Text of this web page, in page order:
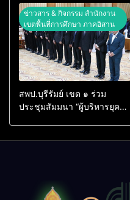
นำการศึกษาไทยสู่อนาคต”
ประจำเขตตรวจราชการที่ 13
ข่าวสาร & กิจกรรม สำนักงาน
เขตพื้นที่การศึกษา ภาคอิสาน
สพป.บุรีรัมย์ เขต ๑ ร่วม
ประชุมสัมมนา “ผู้บริหารยุค